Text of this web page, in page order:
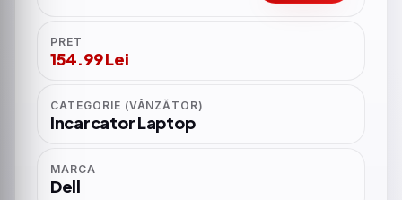
PRET
154.99 Lei
CATEGORIE (VÂNZĂTOR)
Incarcator Laptop
MARCA
Dell